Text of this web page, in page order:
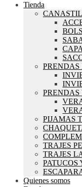
Tienda
PIJAMAS
TRAJES
TRAJES
PATUCOS
Quienes somos